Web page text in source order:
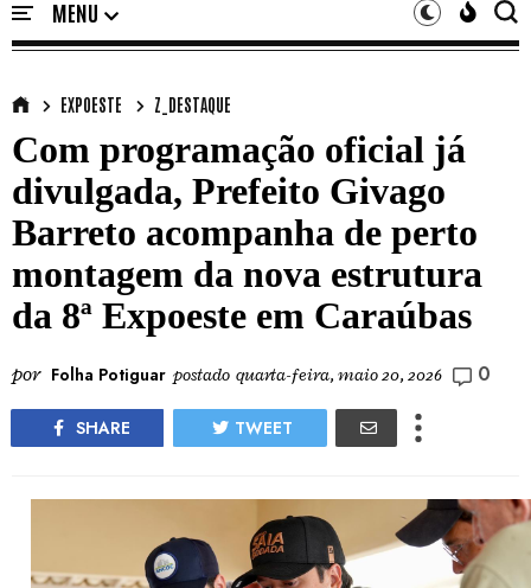
EXPOESTE Z_DESTAQUE
Com programação oficial já
divulgada, Prefeito Givago
Barreto acompanha de perto
montagem da nova estrutura
da 8ª Expoeste em Caraúbas
por Folha Potiguar postado quarta-feira, maio 20, 2026 0
SHARE TWEET